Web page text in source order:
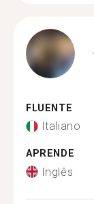
FLUENTE
Italiano
APRENDE
Inglês